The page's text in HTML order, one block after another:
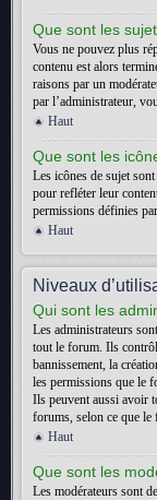
Que sont les
Vous ne pouvez plus
contenu est alors
raisons par un
par l’administrateur,
Haut
Que sont les
Les icônes de sujet
pour refléter leur
permissions définies
Haut
Niveaux
Qui sont les
Les administrateurs
tout le forum. Ils
bannissement, la
les permissions que le
Ils peuvent aussi avoir
forums, selon ce que le
Haut
Que sont les
Les modérateurs sont